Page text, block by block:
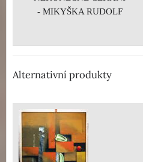
- MIKYŠKA RUDOLF
Alternativní produkty